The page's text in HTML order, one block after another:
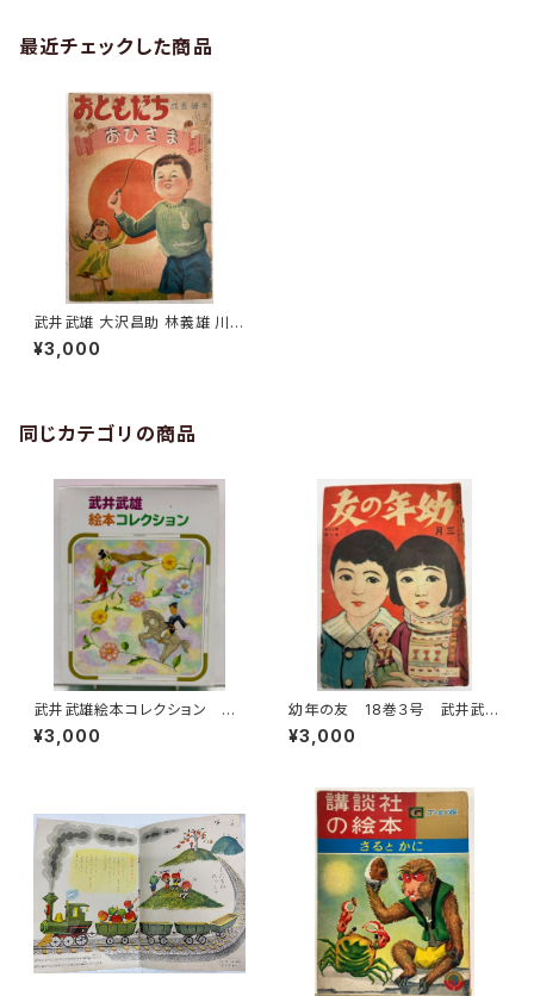
最近チェックした商品
武井武雄 大沢昌助 林義雄 川島
はるよなど おひさま おとも
だち成長絵本３巻３号 昭和24
¥3,000
同じカテゴリの商品
武井武雄絵本コレクション ５
冊セット 箱入り 2014年 フ
レーベル館
¥3,000
幼年の友 18巻３号 武井武
雄、山口将吉郎、松山文雄な
ど 大正15年 実業之日本社
¥3,000